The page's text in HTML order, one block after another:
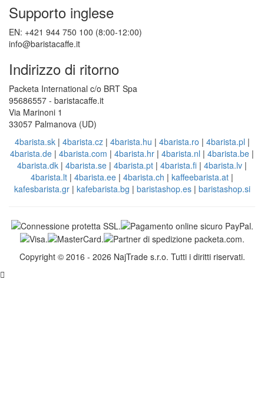
Supporto inglese
EN: +421 944 750 100 (8:00-12:00)
info@baristacaffe.it
Indirizzo di ritorno
Packeta International c/o BRT Spa
95686557 - baristacaffe.it
Via Marinoni 1
33057 Palmanova (UD)
4barista.sk| 4barista.cz| 4barista.hu | 4barista.ro | 4barista.pl |
4barista.de | 4barista.com | 4barista.hr | 4barista.nl | 4barista.be |
4barista.dk | 4barista.se | 4barista.pt | 4barista.fi | 4barista.lv |
4barista.lt | 4barista.ee | 4barista.ch | kaffeebarista.at |
kafesbarista.gr| kafebarista.bg | baristashop.es| baristashop.si
Copyright © 2016 - 2026 NajTrade s.r.o. Tutti i diritti riservati.